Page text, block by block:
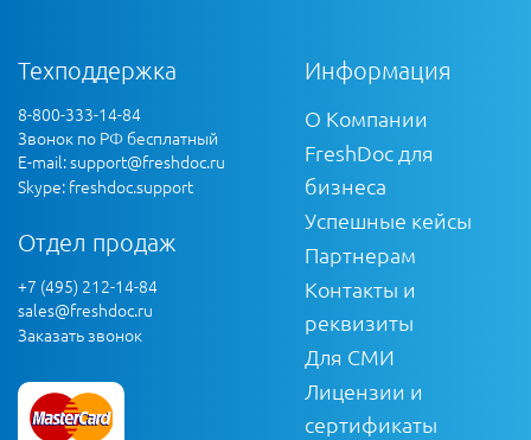
Техподдержка
8-800-333-14-84
Звонок по РФ бесплатный
E-mail:support@freshdoc.ru
Skype: freshdoc.support
Отдел продаж
+7 (495) 212-14-84
sales@freshdoc.ru
Заказать звонок
Информация
О Компании
FreshDoc для
бизнеса
Успешные кейсы
Партнерам
Контакты и
реквизиты
Для СМИ
Лицензии и
сертификаты